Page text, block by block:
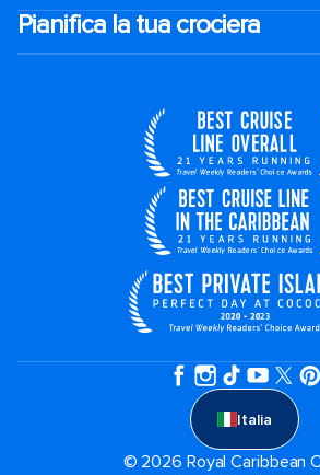
Pianifica la tua crociera
Italia
© 2026 Royal Caribbean